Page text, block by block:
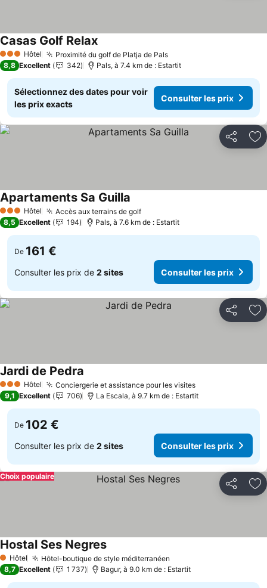
3 ÉtoilesHôtel Proximité du golf de Platja de PalsConsulter les prix
Casas Golf RelaxConsulter les prix
8,8 Excellent 342 Pals, à 7.4 km de : Estartit
Sélectionnez des dates pour voir
les prix exacts
Consulter les prix
Partager
3 ÉtoilesHôtel Accès aux terrains de golfConsulter les prix
Apartaments Sa Guilla
8,5 Excellent 194 Pals, à 7.6 km de : Estartit
De 161 €
Consulter les prix de 2 sites Consulter les prix
Partager
3 ÉtoilesHôtel Conciergerie et assistance pour les visitesConsulter les
Jardi de Pedra
9,1 Excellent 706 La Escala, à 9.7 km de : Estartit
De 102 €
Consulter les prix de 2 sites Consulter les prix
Partager
Choix populaire
1 Étoiles
Hôtel Hôtel-boutique de style méditerranéen
Hostal Ses NegresConsulter les prix
8,7 Excellent 1 737 Bagur, à 9.0 km de : Estartit